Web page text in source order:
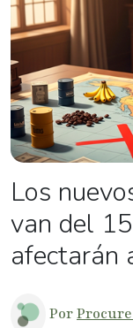
Los
van del
afectarán
Por